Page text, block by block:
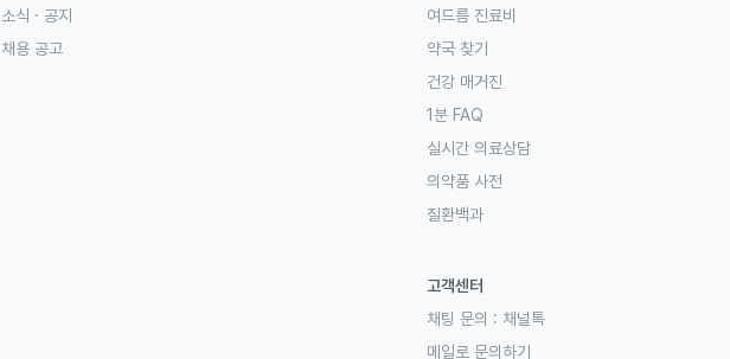
소식 · 공지
채용 공고
여드름 진료비
약국 찾기
건강 매거진
1분 FAQ
실시간 의료상담
의약품 사전
질환백과
고객센터
채팅 문의 : 채널톡
메일로 문의하기